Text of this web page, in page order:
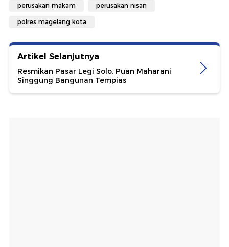
perusakan makam perusakan nisan
polres magelang kota
Artikel Selanjutnya
Resmikan Pasar Legi Solo, Puan Maharani
Singgung Bangunan Tempias